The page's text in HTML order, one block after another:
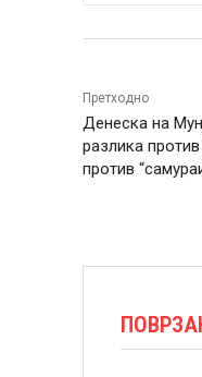
Претходно
Денеска на
разлика
против